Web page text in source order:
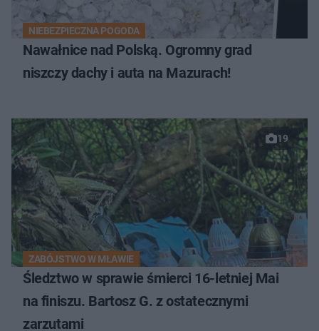
NIEBEZPIECZNA POGODA
Nawałnice nad Polską. Ogromny grad
niszczy dachy i auta na Mazurach!
19
ZABÓJSTWO W MŁAWIE
Śledztwo w sprawie śmierci 16-letniej Mai
na finiszu. Bartosz G. z ostatecznymi
zarzutami